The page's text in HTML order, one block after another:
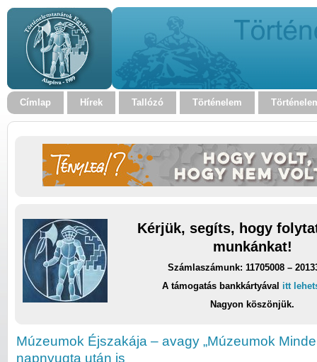
Címlap Hírek Tallózó Történelem
Kérjük, segíts, hogy
munkánkat!
Számlaszámunk: 11705008 –
A támogatás bankkártyával itt
Nagyon köszönjük.
Múzeumok Éjszakája – avagy „Múzeumok
napnyugta után is